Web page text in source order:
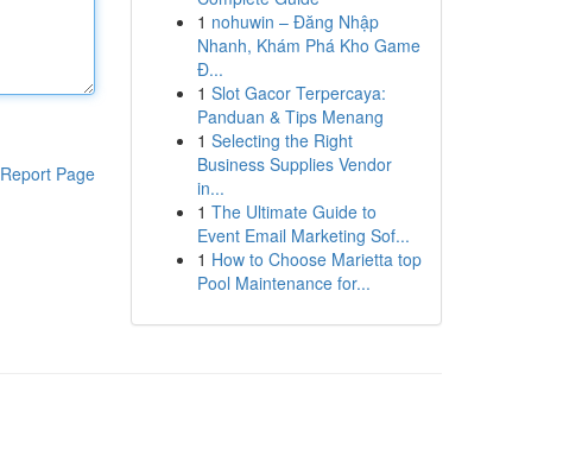
Report Page
1 nohuwin – Đăng Nhập
Nhanh, Khám Phá Kho Game
Đ...
1 Slot Gacor Terpercaya:
Panduan & Tips Menang
1 Selecting the Right
Business Supplies Vendor
in...
1 The Ultimate Guide to
Event Email Marketing Sof...
1 How to Choose Marietta top
Pool Maintenance for...